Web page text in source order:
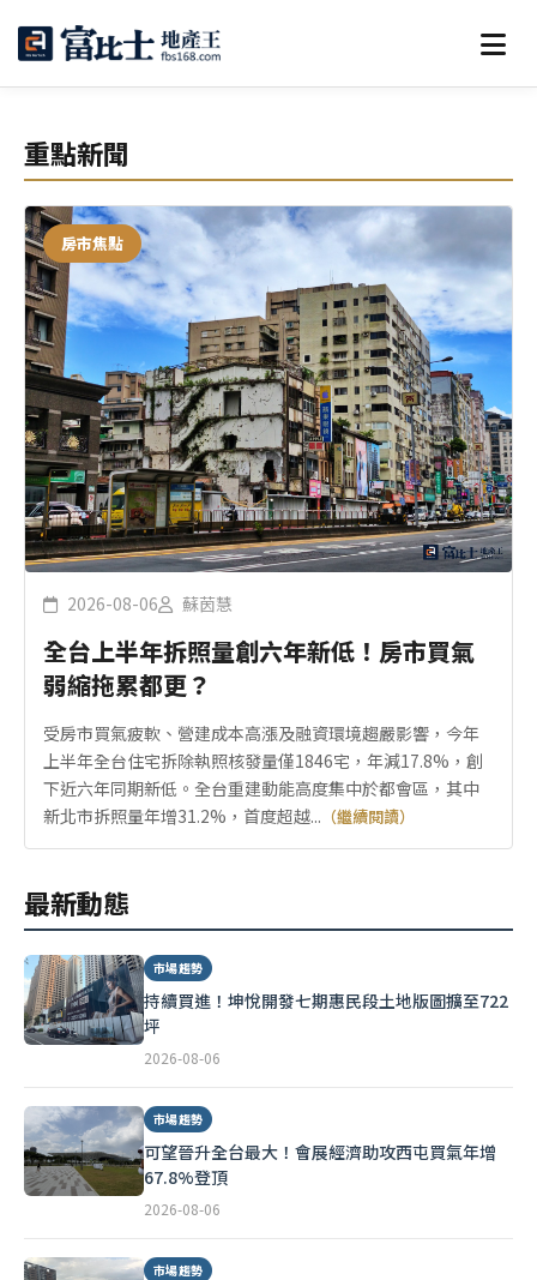
重點新聞
房市焦點
2026-08-06 蘇茵慧
全台上半年拆照量創六年新低！房市買氣
弱縮拖累都更？
受房市買氣疲軟、營建成本高漲及融資環境趨嚴影響，今年
上半年全台住宅拆除執照核發量僅1846宅，年減17.8%，創
下近六年同期新低。全台重建動能高度集中於都會區，其中
新北市拆照量年增31.2%，首度超越... （繼續閱讀）
最新動態
市場趨勢
持續買進！坤悅開發七期惠民段土地版圖擴至722
坪
2026-08-06
市場趨勢
可望晉升全台最大！會展經濟助攻西屯買氣年增
67.8%登頂
2026-08-06
市場趨勢